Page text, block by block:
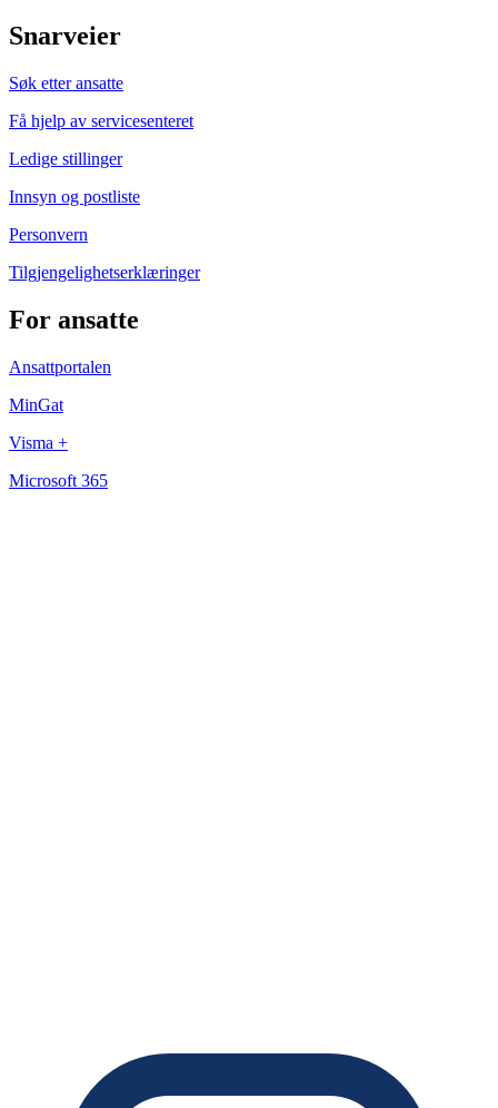
Snarveier
Søk etter ansatte
Få hjelp av servicesenteret
Ledige stillinger
Innsyn og postliste
Personvern
Tilgjengelighetserklæringer
For ansatte
Ansattportalen
MinGat
Visma +
Microsoft 365